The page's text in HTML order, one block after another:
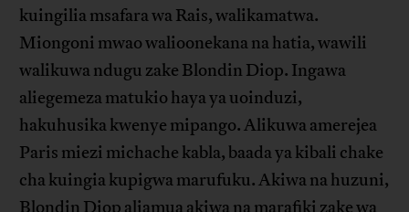
kuingilia msafara wa Rais, walikamatwa.
Miongoni mwao walioonekana na hatia, wawili
walikuwa ndugu zake Blondin Diop. Ingawa
aliegemeza matukio haya ya uoinduzi,
hakuhusika kwenye mipango. Alikuwa amerejea
Paris miezi michache kabla, baada ya kibali chake
cha kuingia kupigwa marufuku. Akiwa na huzuni,
Blondin Diop aliamua akiwa na marafiki zake wa